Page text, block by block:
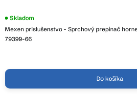
Mexen prislušenstvo - Sprchový prepínač
79399-66
Skladom
Do košíka